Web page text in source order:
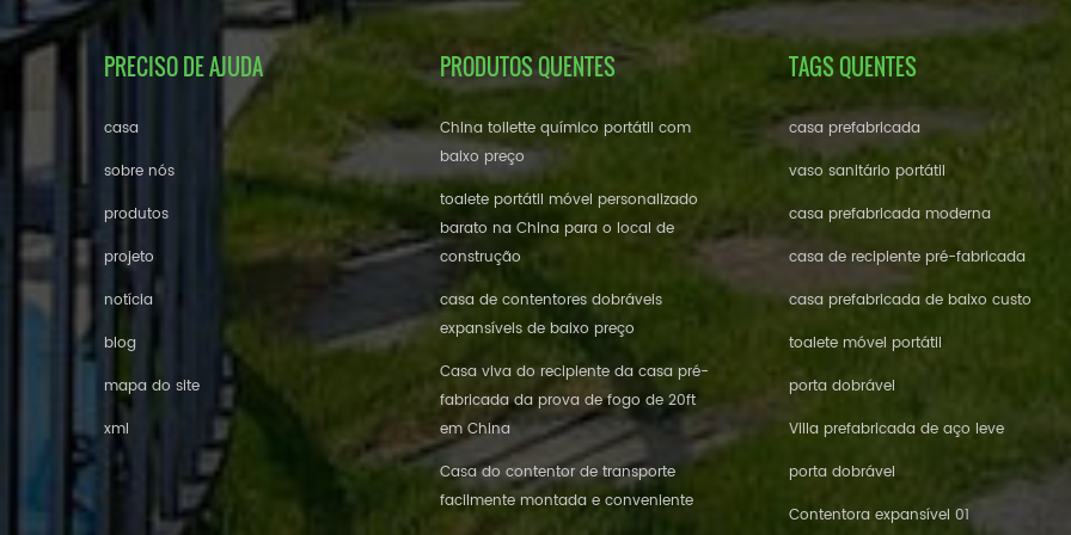
PRECISO DE AJUDA
casa
sobre nós
produtos
projeto
notícia
blog
mapa do site
xml
PRODUTOS QUENTES
China toilette químico portátil com
baixo preço
toalete portátil móvel personalizado
barato na China para o local de
construção
casa de contentores dobráveis ​​
expansíveis de baixo preço
Casa viva do recipiente da casa pré-
fabricada da prova de fogo de 20ft
em China
Casa do contentor de transporte
facilmente montada e conveniente
TAGS QUENTES
casa prefabricada
vaso sanitário portátil
casa prefabricada moderna
casa de recipiente pré-fabricada
casa prefabricada de baixo custo
toalete móvel portátil
porta dobrável
Villa prefabricada de aço leve
porta dobrável
Contentora expansível 01